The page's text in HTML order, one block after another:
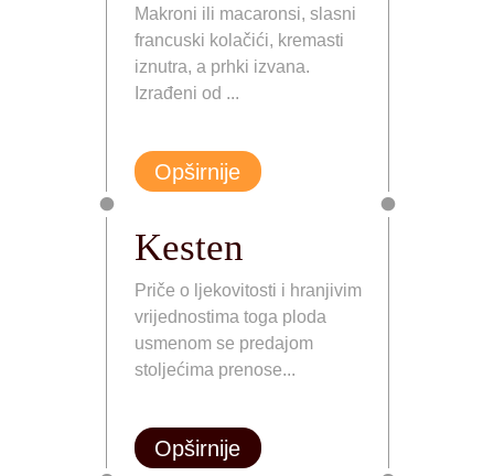
Makroni ili macaronsi, slasni
francuski kolačići, kremasti
iznutra, a prhki izvana.
Izrađeni od ...
Opširnije
Kesten
Priče o ljekovitosti i hranjivim
vrijednostima toga ploda
usmenom se predajom
stoljećima prenose...
Opširnije